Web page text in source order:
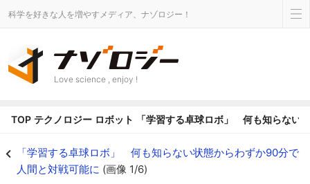
科学を好きな人を増やすメディア、ナゾロジー！
Love science , enjoy !
TOP テクノロジー ロボット 「学習する卓球ロボ」 何も知らない
「学習する卓球ロボ」 何も知らない状態からわずか90分で
人間と対戦可能に (画像 1/6)